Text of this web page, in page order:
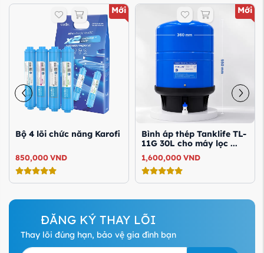
Mới
Bộ 4 lõi chức năng Karofi
850,000VND
Mới
Bình áp thép Tanklife TL-
11G 30L cho máy lọc ...
1,600,000VND
ĐĂNG KÝ THAY LÕI
Thay lõi đúng hạn, bảo vệ gia đình bạn